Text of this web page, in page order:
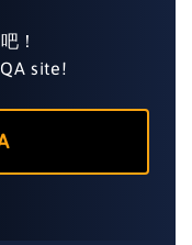
！
site!